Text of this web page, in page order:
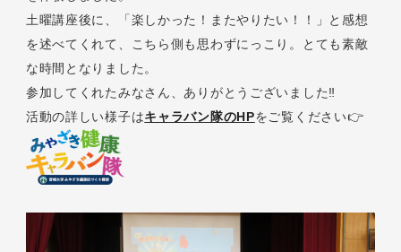
土曜講座後に、「楽しかった！またやりたい！！」と感想
を述べてくれて、こちら側も思わずにっこり。とても素敵
な時間となりました。
参加してくれたみなさん、ありがとうございました‼
活動の詳しい様子はキャラバン隊のHPをご覧ください👉